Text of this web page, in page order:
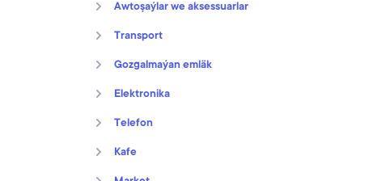
Awtoşaýlar we aksessuarlar
Transport
Gozgalmaýan emläk
Elektronika
Telefon
Kafe